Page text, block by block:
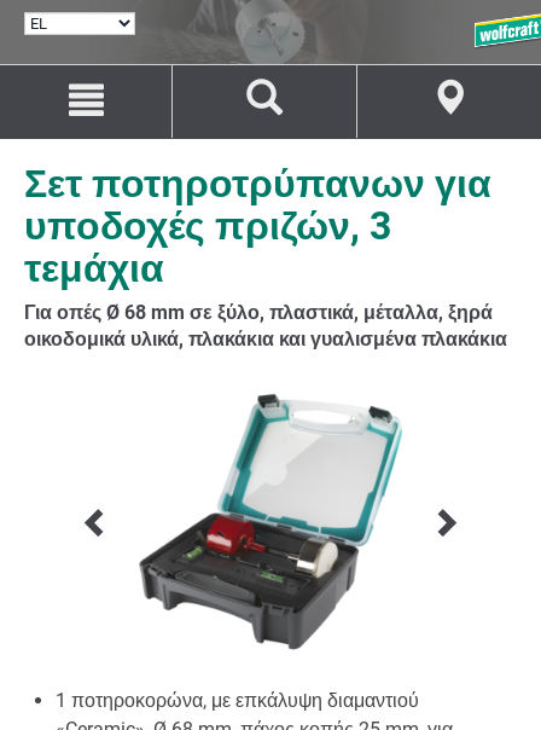
ΕΠΙΛΟΓΉ
Μετάβαση
περιεχόμενο
Μετάβαση
πλοήγηση
Σετ ποτηροτρύπανων για
υποδοχές πριζών, 3
τεμάχια
Για οπές Ø 68 mm σε ξύλο, πλαστικά, μέταλλα, ξηρά
οικοδομικά υλικά, πλακάκια και γυαλισμένα πλακάκια
1 ποτηροκορώνα, με επκάλυψη διαμαντιού